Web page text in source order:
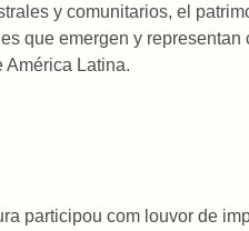
y comunitarios, el
que emergen y representan
América Latina.
participou com louvor de